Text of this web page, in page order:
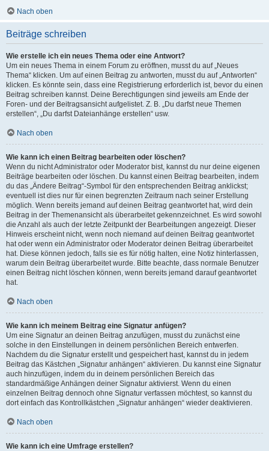
Nach oben
Beiträge schreiben
Wie erstelle ich ein neues Thema oder eine Antwort?
Um ein neues Thema in einem Forum zu eröffnen, musst du auf „Neues
Thema“ klicken. Um auf einen Beitrag zu antworten, musst du auf „Antworten“
klicken. Es könnte sein, dass eine Registrierung erforderlich ist, bevor du einen
Beitrag schreiben kannst. Deine Berechtigungen sind jeweils am Ende der
Foren- und der Beitragsansicht aufgelistet. Z. B. „Du darfst neue Themen
erstellen“, „Du darfst Dateianhänge erstellen“ usw.
Nach oben
Wie kann ich einen Beitrag bearbeiten oder löschen?
Wenn du nicht Administrator oder Moderator bist, kannst du nur deine eigenen
Beiträge bearbeiten oder löschen. Du kannst einen Beitrag bearbeiten, indem
du das „Ändere Beitrag“-Symbol für den entsprechenden Beitrag anklickst;
eventuell ist dies nur für einen begrenzten Zeitraum nach seiner Erstellung
möglich. Wenn bereits jemand auf deinen Beitrag geantwortet hat, wird dein
Beitrag in der Themenansicht als überarbeitet gekennzeichnet. Es wird sowohl
die Anzahl als auch der letzte Zeitpunkt der Bearbeitungen angezeigt. Dieser
Hinweis erscheint nicht, wenn noch niemand auf deinen Beitrag geantwortet
hat oder wenn ein Administrator oder Moderator deinen Beitrag überarbeitet
hat. Diese können jedoch, falls sie es für nötig halten, eine Notiz hinterlassen,
warum dein Beitrag überarbeitet wurde. Bitte beachte, dass normale Benutzer
einen Beitrag nicht löschen können, wenn bereits jemand darauf geantwortet
hat.
Nach oben
Wie kann ich meinem Beitrag eine Signatur anfügen?
Um eine Signatur an deinen Beitrag anzufügen, musst du zunächst eine
solche in den Einstellungen in deinem persönlichen Bereich entwerfen.
Nachdem du die Signatur erstellt und gespeichert hast, kannst du in jedem
Beitrag das Kästchen „Signatur anhängen“ aktivieren. Du kannst eine Signatur
auch hinzufügen, indem du in deinem persönlichen Bereich das
standardmäßige Anhängen deiner Signatur aktivierst. Wenn du einen
einzelnen Beitrag dennoch ohne Signatur verfassen möchtest, so kannst du
dort einfach das Kontrollkästchen „Signatur anhängen“ wieder deaktivieren.
Nach oben
Wie kann ich eine Umfrage erstellen?